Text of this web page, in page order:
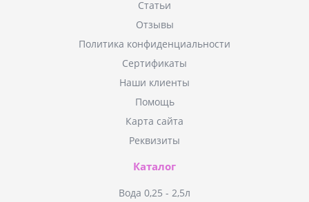
Статьи
Отзывы
Политика конфиденциальности
Сертификаты
Наши клиенты
Помощь
Карта сайта
Реквизиты
Каталог
Вода 0,25 - 2,5л